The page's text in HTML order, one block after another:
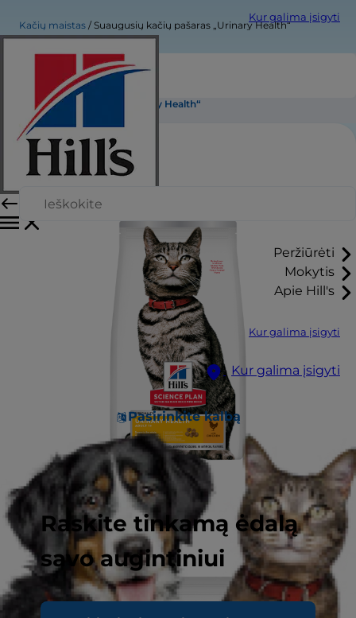
Kur galima įsigyti
Peržiūrėti
Mokytis
Apie Hill's
Kur galima įsigyti
Kur galima įsigyti
Pasirinkite kalbą
Raskite tinkamą ėdalą
savo augintiniui
Kačių maistas Suaugusių kačių pašaras „Urinary Health“
Suaugusių kačių pašaras „Urinary Health“